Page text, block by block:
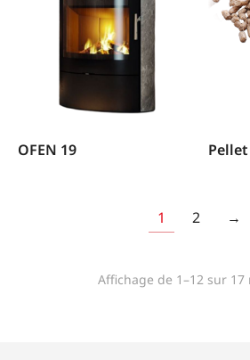
OFEN 19
1 2 →
Affichage de 1–12 sur 17